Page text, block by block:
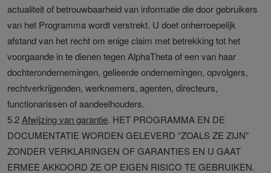
actualiteit of betrouwbaarheid van informatie die door gebruikers
van het Programma wordt verstrekt. U doet onherroepelijk
afstand van het recht om enige claim met betrekking tot het
voorgaande in te dienen tegen AlphaTheta of een van haar
dochterondernemingen, gelieerde ondernemingen, opvolgers,
rechtverkrijgenden, werknemers, agenten, directeurs,
functionarissen of aandeelhouders.
5.2 Afwijzing van garantie. HET PROGRAMMA EN DE
DOCUMENTATIE WORDEN GELEVERD “ZOALS ZE ZIJN”
ZONDER VERKLARINGEN OF GARANTIES EN U GAAT
ERMEE AKKOORD ZE OP EIGEN RISICO TE GEBRUIKEN.